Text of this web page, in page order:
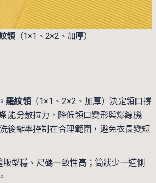
領（1×1、2×2、加厚）
羅紋領（1×1、2×2、加厚）決定領口撐
能分散拉力，降低領口變形與爆線機
後縮率控制在合理範圍，避免衣長變短
版型穩、尺碼一致性高；筒狀少一道側